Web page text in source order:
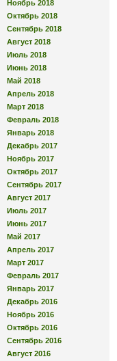
Ноябрь 2018
Октябрь 2018
Сентябрь 2018
Август 2018
Июль 2018
Июнь 2018
Май 2018
Апрель 2018
Март 2018
Февраль 2018
Январь 2018
Декабрь 2017
Ноябрь 2017
Октябрь 2017
Сентябрь 2017
Август 2017
Июль 2017
Июнь 2017
Май 2017
Апрель 2017
Март 2017
Февраль 2017
Январь 2017
Декабрь 2016
Ноябрь 2016
Октябрь 2016
Сентябрь 2016
Август 2016